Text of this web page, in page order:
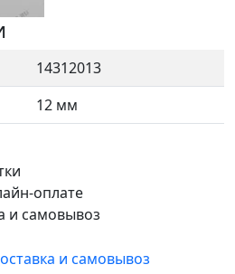
14312013
12 мм
оплате
и самовывоз
и самовывоз